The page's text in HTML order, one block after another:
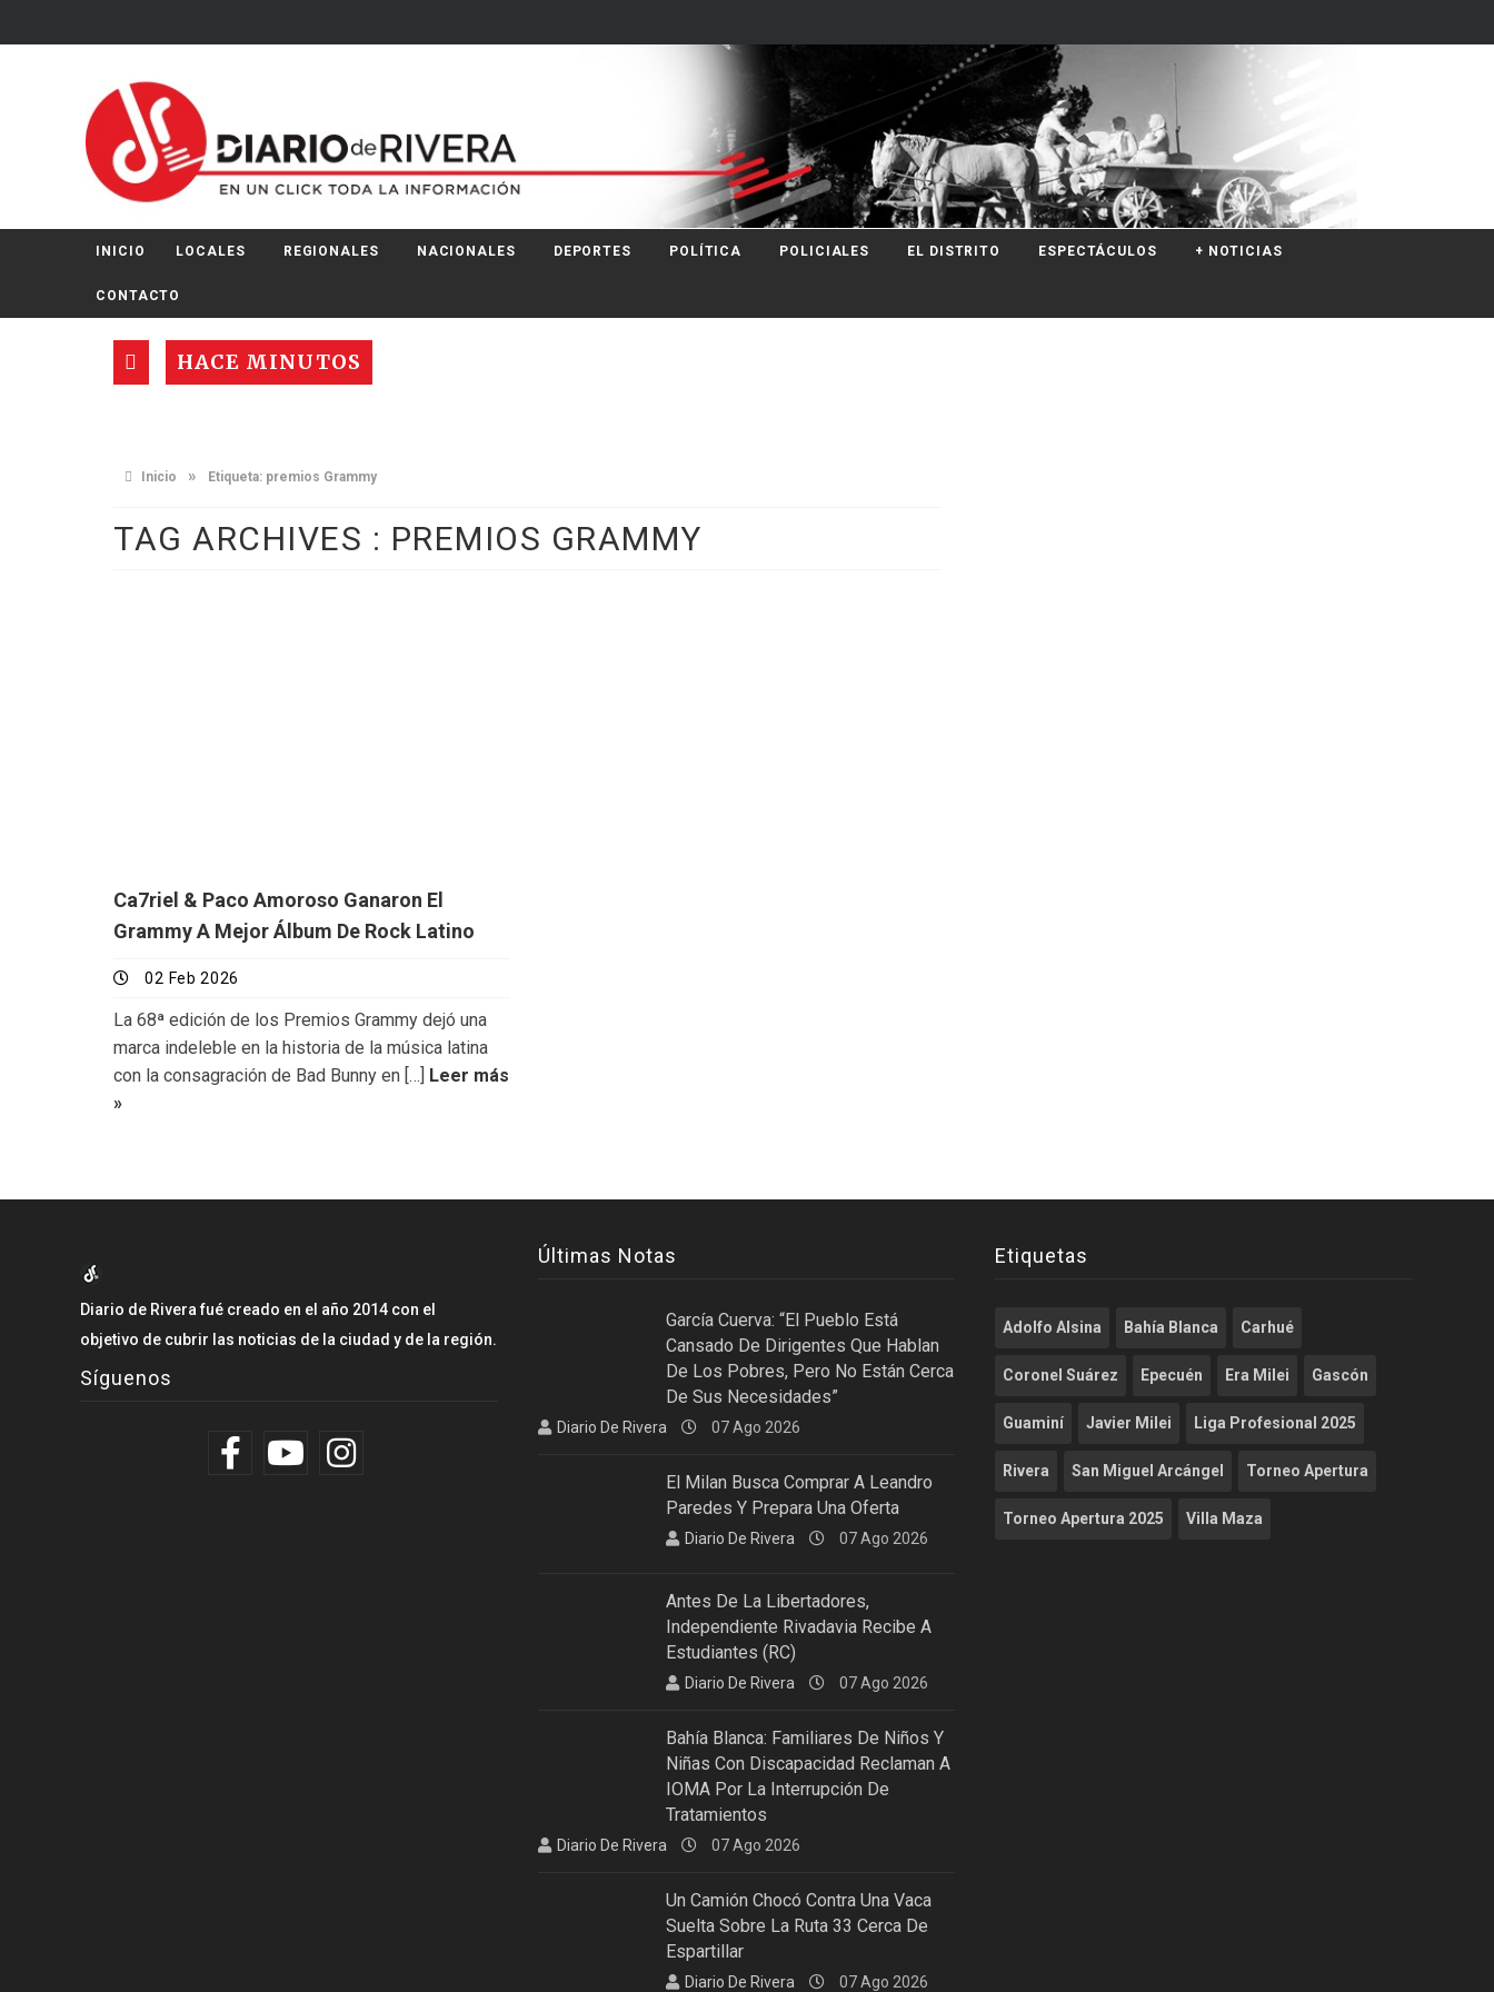
INICIO LOCALES REGIONALES NACIONALES DEPORTES POLÍTICA POLICIALES EL DISTRITO ESPECTÁCULOS + NOTICIAS
CONTACTO
HACE MINUTOS
Inicio » Etiqueta: premios Grammy
TAG ARCHIVES : PREMIOS GRAMMY
Ca7riel & Paco Amoroso Ganaron El
Grammy A Mejor Álbum De Rock Latino
02 Feb 2026
La 68ª edición de los Premios Grammy dejó una
marca indeleble en la historia de la música latina
con la consagración de Bad Bunny en […]
Leer más
»
Diario de Rivera fué creado en el año 2014 con el
objetivo de cubrir las noticias de la ciudad y de la región.
Síguenos
Últimas Notas
García Cuerva: “El Pueblo Está
Cansado De Dirigentes Que Hablan
De Los Pobres, Pero No Están Cerca
De Sus Necesidades”
Diario De Rivera 07 Ago 2026
El Milan Busca Comprar A Leandro
Paredes Y Prepara Una Oferta
Diario De Rivera 07 Ago 2026
Antes De La Libertadores,
Independiente Rivadavia Recibe A
Estudiantes (RC)
Diario De Rivera 07 Ago 2026
Bahía Blanca: Familiares De Niños Y
Niñas Con Discapacidad Reclaman A
IOMA Por La Interrupción De
Tratamientos
Diario De Rivera 07 Ago 2026
Un Camión Chocó Contra Una Vaca
Suelta Sobre La Ruta 33 Cerca De
Espartillar
Diario De Rivera 07 Ago 2026
Etiquetas
Adolfo Alsina Bahía Blanca Carhué
Coronel Suárez Epecuén Era Milei Gascón
Guaminí Javier Milei Liga Profesional 2025
Rivera San Miguel Arcángel Torneo Apertura
Torneo Apertura 2025 Villa Maza